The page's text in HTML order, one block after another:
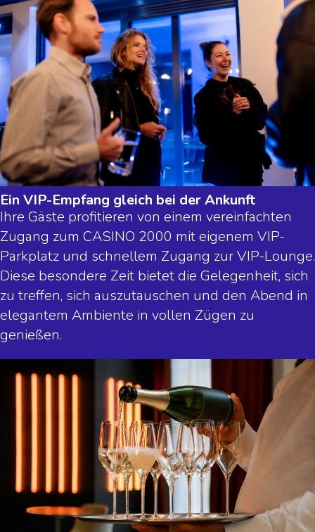
Ein VIP-Empfang gleich bei der Ankunft
Ihre Gäste profitieren von einem vereinfachten
Zugang zum CASINO 2000 mit eigenem VIP-
Parkplatz und schnellem Zugang zur VIP-Lounge.
Diese besondere Zeit bietet die Gelegenheit, sich
zu treffen, sich auszutauschen und den Abend in
elegantem Ambiente in vollen Zügen zu
genießen.